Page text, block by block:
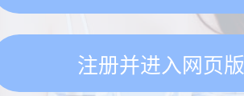
注册并进入网页版